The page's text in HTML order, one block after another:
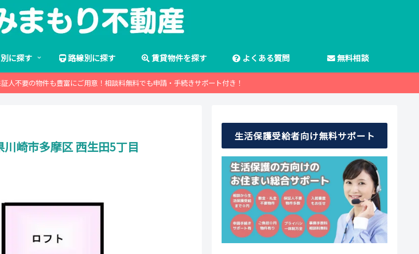
に探す 路線別に探す 賃貸物件を探す よくある質問 無料相談
人不要の物件も豊富にご用意！相談料無料でも申請・手続きサポート付き！
崎市多摩区 西生田5丁目
生活保護受給者向け無料サポート